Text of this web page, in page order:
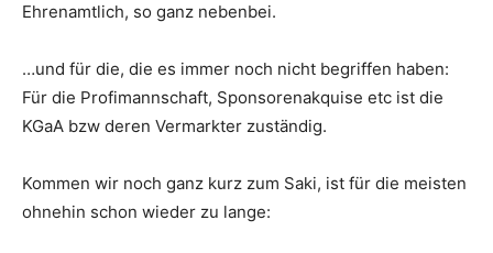
Ehrenamtlich, so ganz nebenbei.
…und für die, die es immer noch nicht begriffen haben:
Für die Profimannschaft, Sponsorenakquise etc ist die
KGaA bzw deren Vermarkter zuständig.
Kommen wir noch ganz kurz zum Saki, ist für die meisten
ohnehin schon wieder zu lange: